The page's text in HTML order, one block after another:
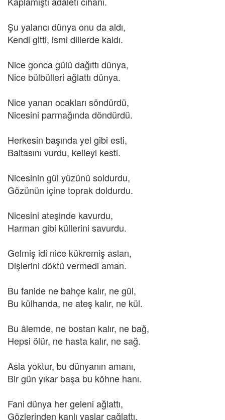
Şu yalancı dünya onu da aldı,
Kendi gitti, ismi dillerde kaldı.
Nice gonca gülü dağıttı dünya,
Nice bülbülleri ağlattı dünya.
Nice yanan ocakları söndürdü,
Nicesini parmağında döndürdü.
Herkesin başında yel gibi esti,
Baltasını vurdu, kelleyi kesti.
Nicesinin gül yüzünü soldurdu,
Gözünün içine toprak doldurdu.
Nicesini ateşinde kavurdu,
Harman gibi küllerini savurdu.
Gelmiş idi nice kükremiş aslan,
Dişlerini döktü vermedi aman.
Bu fanide ne bahçe kalır, ne gül,
Bu külhanda, ne ateş kalır, ne kül.
Bu âlemde, ne bostan kalır, ne bağ,
Hepsi ölür, ne hasta kalır, ne sağ.
Asla yoktur, bu dünyanın amanı,
Bir gün yıkar başa bu köhne hanı.
Fani dünya her geleni ağlattı,
Gözlerinden kanlı yaşlar çağlattı.